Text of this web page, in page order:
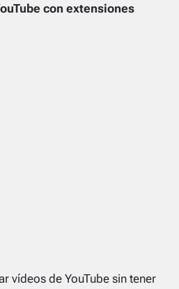
con extensiones
vídeos de YouTube sin tener